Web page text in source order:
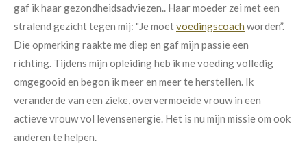
gaf ik haar gezondheidsadviezen.. Haar moeder zei met een
stralend gezicht tegen mij: "Je moetvoedingscoach worden”.
Die opmerking raakte me diep en gaf mijn passie een
richting. Tijdens mijn opleiding heb ik me voeding volledig
omgegooid en begon ik meer en meer te herstellen. Ik
veranderde van een zieke, oververmoeide vrouw in een
actieve vrouw vol levensenergie. Het is nu mijn missie om ook
anderen te helpen.